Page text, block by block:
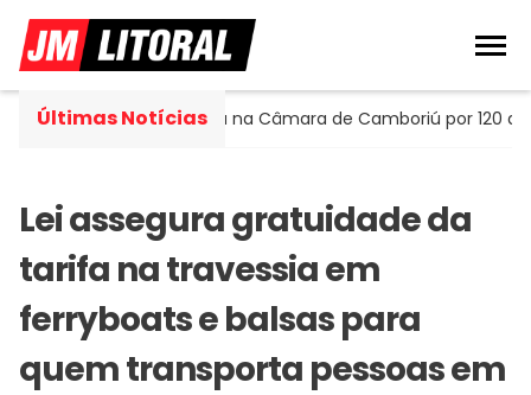
Últimas Notícias
assume cadeira na Câmara de Camboriú por 120 dias
Lei assegura gratuidade da
tarifa na travessia em
ferryboats e balsas para
quem transporta pessoas em